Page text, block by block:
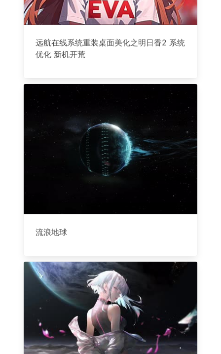
远航在线系统重装桌面美化之明日香2 系统
优化 新机开荒
流浪地球